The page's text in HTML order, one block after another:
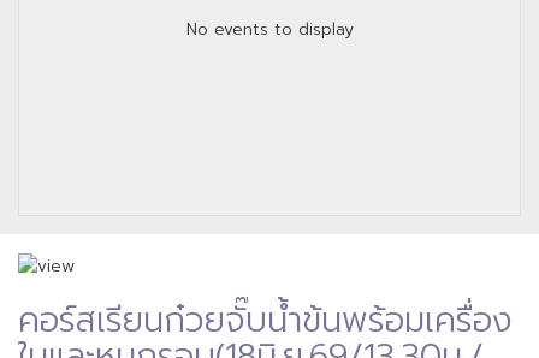
No events to display
คอร์สเรียนก๋วยจั๊บน้ำข้นพร้อมเครื่อง